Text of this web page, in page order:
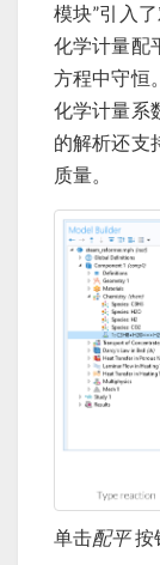
模块”引入
化学计量配
方程中守恒
化学计量系
的解析还支
质量。
单击配平按